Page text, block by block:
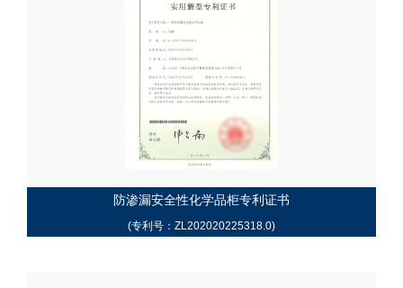
防渗漏安全性化学品柜专利证书
(专利号：ZL202020225318.0)